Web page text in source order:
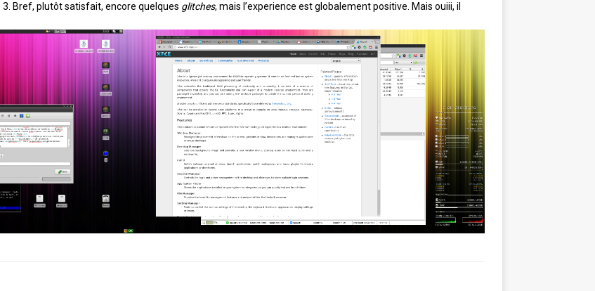
Bref, plutôt satisfait, encore quelques glitches, mais l’experience est globalement positive. Mais ouiii, il